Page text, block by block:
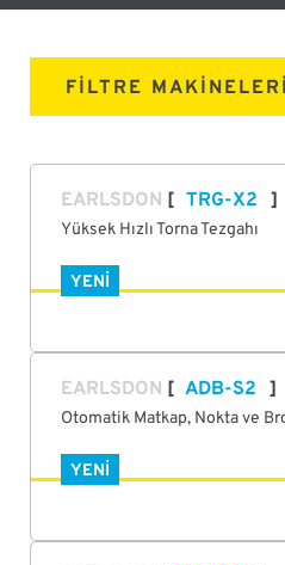
FILTRE MAKINELERI
EARLSDON TRG-X2
Yüksek Hızlı Torna Tezgahı
YENI
EARLSDON ADB-S2
Otomatik Matkap, Nokta ve
YENI